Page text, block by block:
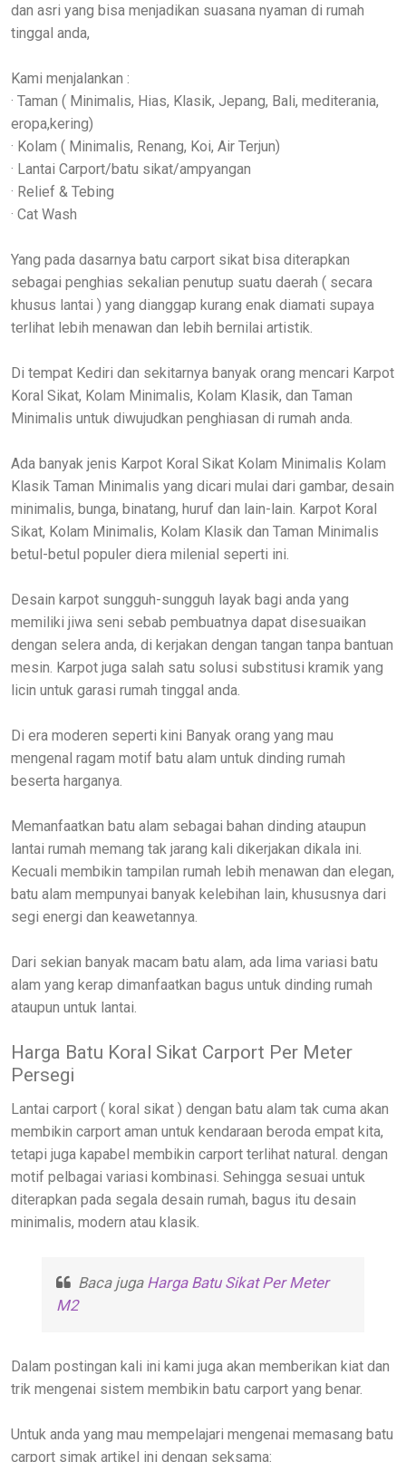
dan asri yang bisa menjadikan suasana nyaman di rumah
tinggal anda,
Kami menjalankan :
· Taman ( Minimalis, Hias, Klasik, Jepang, Bali, mediterania,
eropa,kering)
· Kolam ( Minimalis, Renang, Koi, Air Terjun)
· Lantai Carport/batu sikat/ampyangan
· Relief & Tebing
· Cat Wash
Yang pada dasarnya batu carport sikat bisa diterapkan
sebagai penghias sekalian penutup suatu daerah ( secara
khusus lantai ) yang dianggap kurang enak diamati supaya
terlihat lebih menawan dan lebih bernilai artistik.
Di tempat Kediri dan sekitarnya banyak orang mencari Karpot
Koral Sikat, Kolam Minimalis, Kolam Klasik, dan Taman
Minimalis untuk diwujudkan penghiasan di rumah anda.
Ada banyak jenis Karpot Koral Sikat Kolam Minimalis Kolam
Klasik Taman Minimalis yang dicari mulai dari gambar, desain
minimalis, bunga, binatang, huruf dan lain-lain. Karpot Koral
Sikat, Kolam Minimalis, Kolam Klasik dan Taman Minimalis
betul-betul populer diera milenial seperti ini.
Desain karpot sungguh-sungguh layak bagi anda yang
memiliki jiwa seni sebab pembuatnya dapat disesuaikan
dengan selera anda, di kerjakan dengan tangan tanpa bantuan
mesin. Karpot juga salah satu solusi substitusi kramik yang
licin untuk garasi rumah tinggal anda.
Di era moderen seperti kini Banyak orang yang mau
mengenal ragam motif batu alam untuk dinding rumah
beserta harganya.
Memanfaatkan batu alam sebagai bahan dinding ataupun
lantai rumah memang tak jarang kali dikerjakan dikala ini.
Kecuali membikin tampilan rumah lebih menawan dan elegan,
batu alam mempunyai banyak kelebihan lain, khususnya dari
segi energi dan keawetannya.
Dari sekian banyak macam batu alam, ada lima variasi batu
alam yang kerap dimanfaatkan bagus untuk dinding rumah
ataupun untuk lantai.
Harga Batu Koral Sikat Carport Per Meter
Persegi
Lantai carport ( koral sikat ) dengan batu alam tak cuma akan
membikin carport aman untuk kendaraan beroda empat kita,
tetapi juga kapabel membikin carport terlihat natural. dengan
motif pelbagai variasi kombinasi. Sehingga sesuai untuk
diterapkan pada segala desain rumah, bagus itu desain
minimalis, modern atau klasik.
Baca juga Harga Batu Sikat Per Meter
M2
Dalam postingan kali ini kami juga akan memberikan kiat dan
trik mengenai sistem membikin batu carport yang benar.
Untuk anda yang mau mempelajari mengenai memasang batu
carport simak artikel ini dengan seksama: